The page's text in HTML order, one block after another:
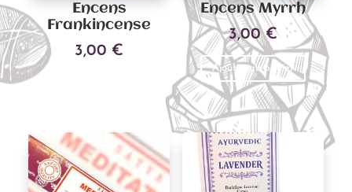
Encens
Frankincense
3,00 €
Encens Myrrh
3,00€
Ajouter au panier